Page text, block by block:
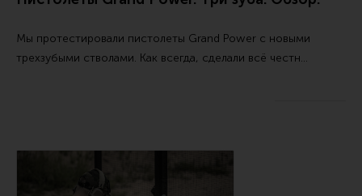
Новости
Мы протестировали пистолеты Grand Power с новыми
трехзубыми стволами. Как всегда, сделали всё честн…